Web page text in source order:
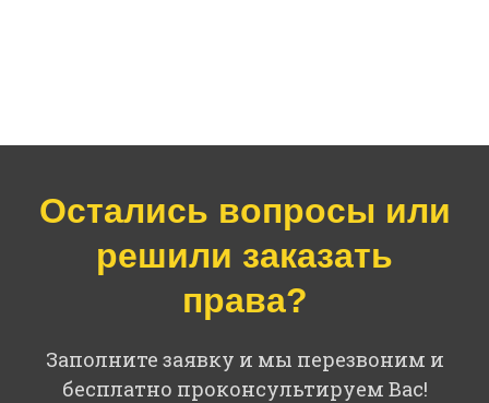
Остались вопросы или
решили заказать
права?
Заполните заявку и мы перезвоним и
бесплатно проконсультируем Вас!